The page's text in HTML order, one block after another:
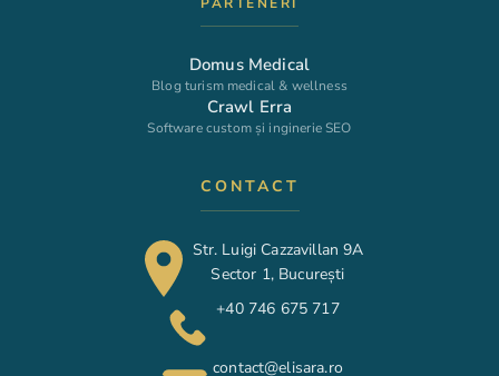
Domus Medical
Blog turism medical & wellness
Crawl Erra
Software custom și inginerie SEO
CONTACT
Str. Luigi Cazzavillan 9A
Sector 1, București
+40 746 675 717
contact@elisara.ro